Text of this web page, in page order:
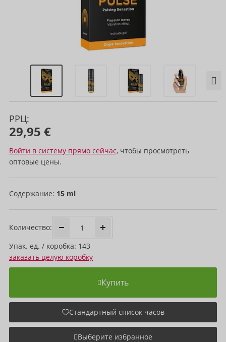
РРЦ:
29,95 €
Войти в систему прямо сейчас, чтобы просмотреть
оптовые цены.
Содержание: 15 ml
Количество:
Упак. ед. / коробка: 143
заказать целую коробку
Купить
Стандартный список часов
Выберите избранное